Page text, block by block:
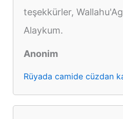
teşekkürler,
Alaykum.
Anonim
Rüyada camide cüzdan